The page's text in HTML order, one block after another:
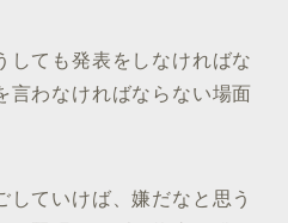
しても発表をしなければな
言わなければならない場面
していけば、嫌だなと思う